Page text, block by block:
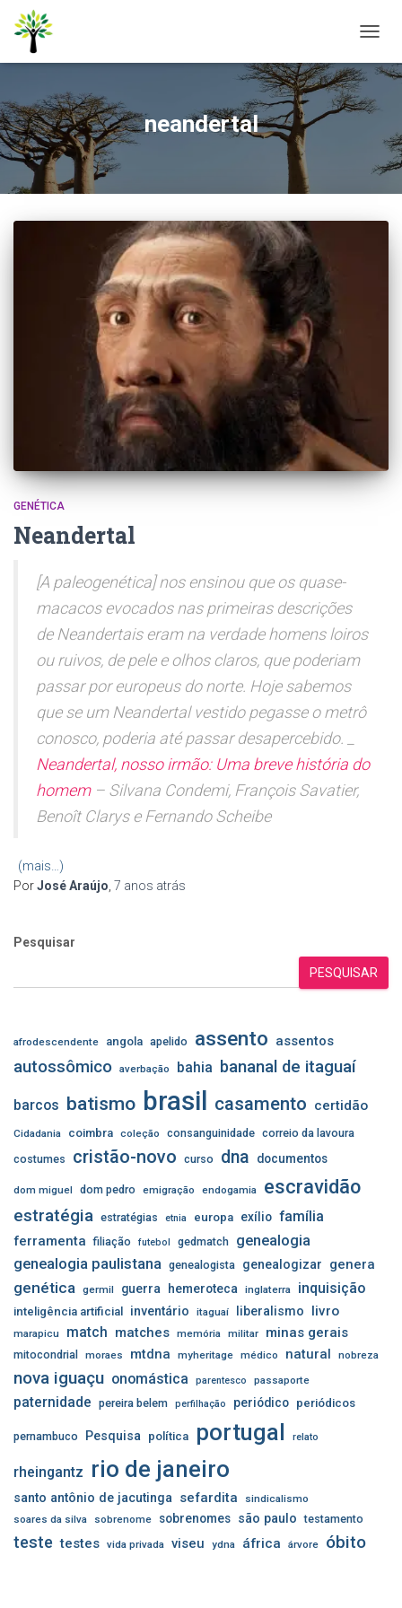
neandertal
GENÉTICA
Neandertal
[A paleogenética] nos ensinou que os quase-
macacos evocados nas primeiras descrições
de Neandertais eram na verdade homens loiros
ou ruivos, de pele e olhos claros, que poderiam
passar por europeus do norte. Hoje sabemos
que se um Neandertal vestido pegasse o metrô
conosco, poderia até passar desapercebido. _
Neandertal, nosso irmão: Uma breve história do
homem– Silvana Condemi, François Savatier,
Benoît Clarys e Fernando Scheibe
(mais…)
PorJosé Araújo 7 anos atrás
Pesquisar
PESQUISAR
afrodescendente angola apelido assento assentos
autossômico averbação bahia bananal de itaguaí
barcos batismo brasil casamento certidão
Cidadania coimbra coleção consanguinidade correio da lavoura
costumes
cristão-novo curso dna documentos
dom miguel dom pedro emigração endogamia escravidão
estratégia estratégias etnia europa exílio família
ferramenta filiação futebol gedmatch genealogia
genealogia paulistana genealogista genealogizar genera
genética germil guerra hemeroteca inglaterra inquisição
inteligência artificial inventário itaguaí liberalismo livro
marapicu match matches memória militar minas gerais
mitocondrial moraes mtdna myheritage médico natural nobreza
nova iguaçu onomástica parentesco passaporte
paternidade pereira belem perfilhação periódico periódicos
pernambuco Pesquisa política portugal relato
rheingantz rio de janeiro
santo antônio de jacutinga sefardita
sindicalismo
soares da silva
sobrenome sobrenomes são paulo testamento
teste testes vida privada viseu ydna áfrica árvore óbito